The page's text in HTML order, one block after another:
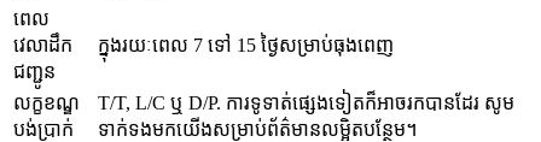
ពេល
វេលាដឹក
ជញ្ជូន
ក្នុងរយៈពេល 7 ទៅ 15 ថ្ងៃសម្រាប់ធុងពេញ
លក្ខខណ្ឌ
បង់ប្រាក់
T/T, L/C ឬ D/P. ការទូទាត់ផ្សេងទៀតក៏អាចរកបានដែរ សូម
ទាក់ទងមកយើងសម្រាប់ព័ត៌មានលម្អិតបន្ថែម។